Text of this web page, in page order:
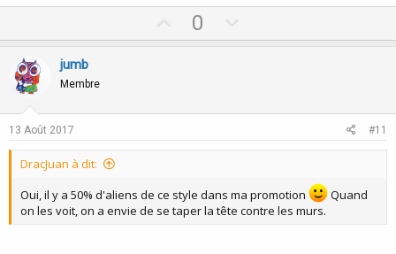
p
t
0
o
v
jumb
Membre
13 Août 2017 #11
DracJuan à dit:
Oui, il y a 50% d'aliens de ce style dans ma promotion
Quand
on les voit, on a envie de se taper la tête contre les murs.